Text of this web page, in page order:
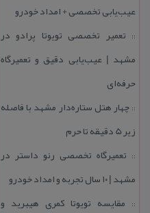
عیب‌یابی تخصصی + امداد خودرو
:: تعمیر تخصصی تویوتا پرادو در
مشهد | عیب‌یابی دقیق و تعمیرگاه
حرفه‌ای
::چهار هتل‌ ستاره‌دار مشهد با فاصله
زیر 5 دقیقه تا حرم
:: تعمیرگاه تخصصی رنو داستر در
مشهد | ۱۰ سال تجربه و امداد خودرو
:: مقایسه تویوتا كمری هیبرید و